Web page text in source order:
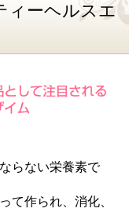
ィーヘルスエ
らない栄養素で
て作られ、消化、